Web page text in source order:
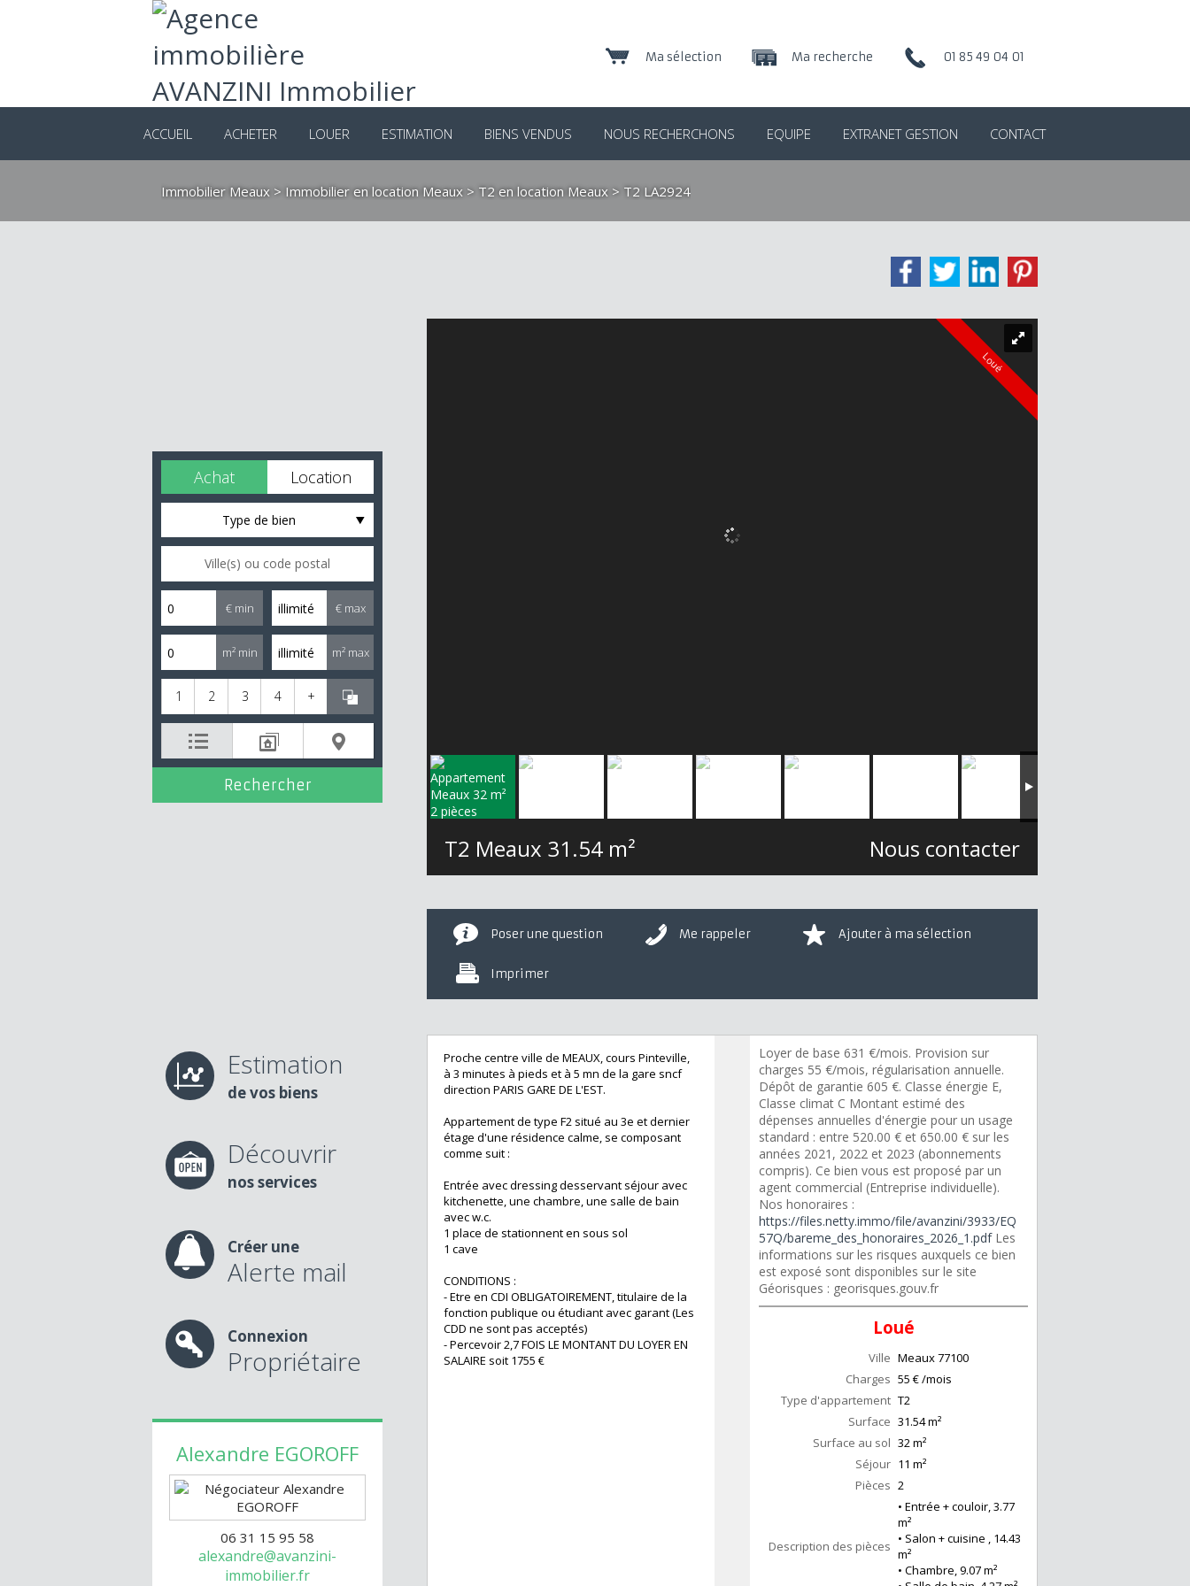
01 85 49 04 01
Ma recherche
Ma sélection
ACCUEIL ACHETER LOUER ESTIMATION BIENS VENDUS NOUS RECHERCHONS EQUIPE EXTRANET GESTION CONTACT
Immobilier Meaux > Immobilier en location Meaux > T2 en location Meaux > T2 LA2924
Achat Location
Type de bien
€ min € max
m² min m² max
1 2 3 4 +
Estimation
de vos biens
Découvrir
nos services
Créer une
Alerte mail
Connexion
Propriétaire
Alexandre EGOROFF
06 31 15 95 58
alexandre@avanzini-
immobilier.fr
Loué
T2 Meaux 31.54 m² Nous contacter
Poser une question Me rappeler Ajouter à ma sélection
Imprimer
Proche centre ville de MEAUX, cours Pinteville,
à 3 minutes à pieds et à 5 mn de la gare sncf
direction PARIS GARE DE L'EST.
Appartement de type F2 situé au 3e et dernier
étage d'une résidence calme, se composant
comme suit :
Entrée avec dressing desservant séjour avec
kitchenette, une chambre, une salle de bain
avec w.c.
1 place de stationnent en sous sol
1 cave
CONDITIONS :
- Etre en CDI OBLIGATOIREMENT, titulaire de la
fonction publique ou étudiant avec garant (Les
CDD ne sont pas acceptés)
- Percevoir 2,7 FOIS LE MONTANT DU LOYER EN
SALAIRE soit 1755 €
Loyer de base 631 €/mois. Provision sur
charges 55 €/mois, régularisation annuelle.
Dépôt de garantie 605 €. Classe énergie E,
Classe climat C Montant estimé des
dépenses annuelles d'énergie pour un usage
standard : entre 520.00 € et 650.00 € sur les
années 2021, 2022 et 2023 (abonnements
compris). Ce bien vous est proposé par un
agent commercial (Entreprise individuelle).
Nos honoraires :
https://files.netty.immo/file/avanzini/3933/EQ
57Q/bareme_des_honoraires_2026_1.pdfLes
informations sur les risques auxquels ce bien
est exposé sont disponibles sur le site
Géorisques : georisques.gouv.fr
Loué
Ville Meaux77100
Charges 55 € /mois
Type d'appartement T2
Surface 31.54m²
Surface au sol 32m²
Séjour 11 m²
Pièces 2
Description des pièces
• Entrée + couloir, 3.77
m²
• Salon + cuisine , 14.43
m²
• Chambre, 9.07 m²